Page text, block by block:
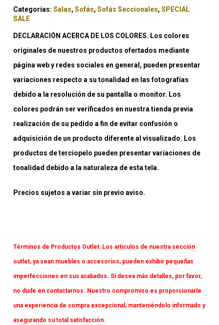
Categorías: Salas, Sofás, Sofás Seccionales, SPECIAL
SALE
DECLARACIÓN ACERCA DE LOS COLORES. Los colores
originales de nuestros productos ofertados mediante
página web y redes sociales en general, pueden presentar
variaciones respecto a su tonalidad en las fotografías
debido a la resolución de su pantalla o monitor. Los
colores podrán ser verificados en nuestra tienda previa
realización de su pedido a fin de evitar confusión o
adquisición de un producto diferente al visualizado. Los
productos de terciopelo pueden presentar variaciones de
tonalidad debido a la naturaleza de esta tela.
Precios sujetos a variar sin previo aviso.
Términos de Productos Outlet:Los artículos de nuestra sección
outlet, ya sean muebles o accesorios, pueden exhibir pequeñas
imperfecciones en sus acabados. Si desea más detalles, por favor,
no dude en contactarnos. Nuestro compromiso es proporcionarle
una experiencia de compra excepcional, manteniéndolo informado y
asegurando su total satisfacción.